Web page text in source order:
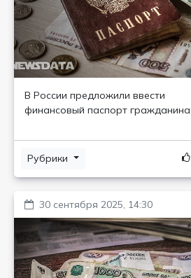
В России предложили ввести
финансовый паспорт гражданина
Рубрики
30 сентября 2025, 14:30